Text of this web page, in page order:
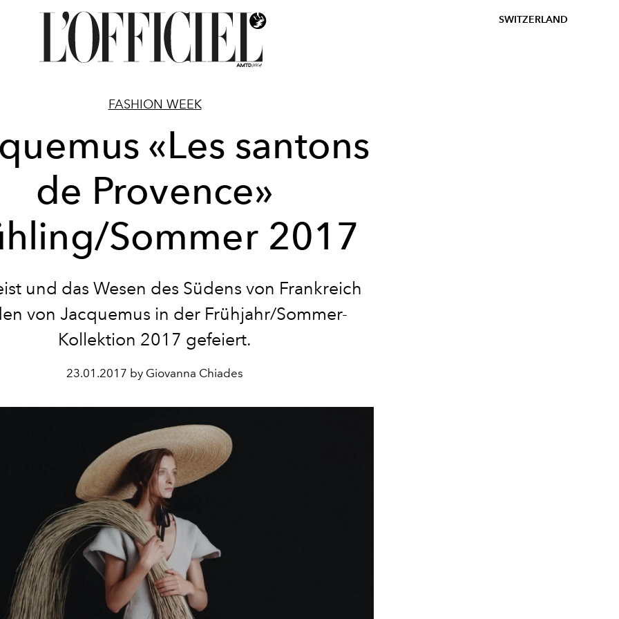
SWITZERLAND
FASHION WEEK
«Les santons
de Provence»
Sommer 2017
und das Wesen des Südens von Frankreich
von Jacquemus in der Frühjahr/Sommer-
Kollektion 2017 gefeiert.
23.01.2017 by Giovanna Chiades